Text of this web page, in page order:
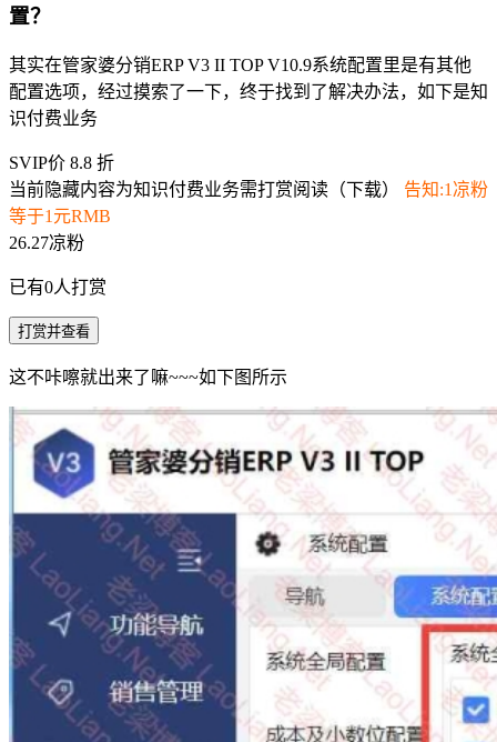
置？
其实在管家婆分销ERP V3 II TOP V10.9系统配置里是有其他
配置选项，经过摸索了一下，终于找到了解决办法，如下是知
识付费业务
SVIP价 8.8 折
当前隐藏内容为知识付费业务需打赏阅读（下载） 告知:1凉粉
等于1元RMB
26.27凉粉
已有0人打赏
打赏并查看
这不咔嚓就出来了嘛~~~如下图所示